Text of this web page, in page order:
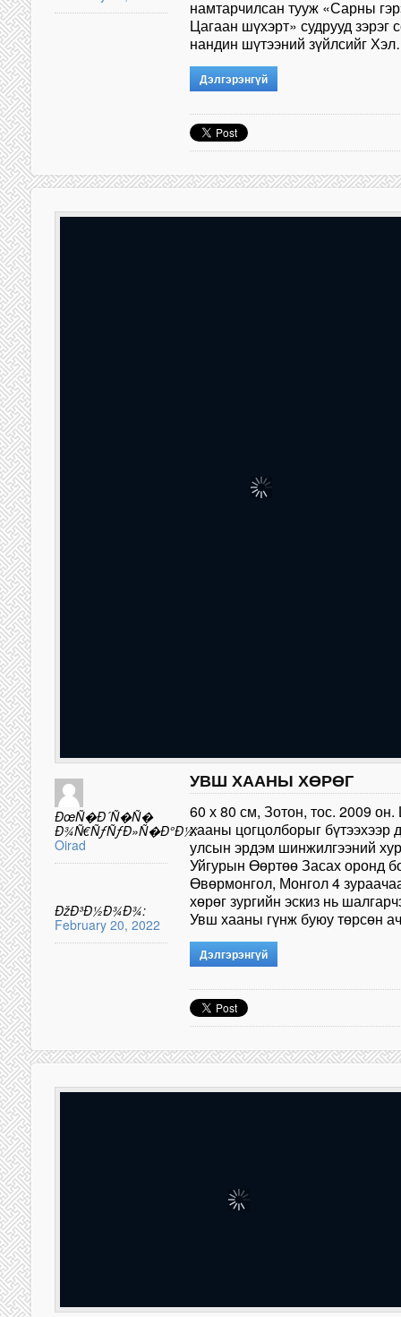
намтарчилсан тууж «Сарны
Цагаан шүхэрт» судрууд зэрэг
нандин шүтээний зүйлсийг
Дэлгэрэнгүй
ÐœÑ�Ð´Ñ�Ñ�
Ð¾Ñ€ÑƒÑƒÐ»Ñ�Ð°Ð½:
Oirad
ÐžÐ³Ð½Ð¾Ð¾:
February 20, 2022
УВШ ХААНЫ ХӨРӨГ
60 х 80 см, Зотон, тос. 2009
хааны цогцолборыг бүтээхээр
улсын эрдэм шинжилгээний
Уйгурын Өөртөө Засах оронд
Өвөрмонгол, Монгол 4
хөрөг зургийн эскиз нь
Увш хааны гүнж буюу төрсөн
Дэлгэрэнгүй